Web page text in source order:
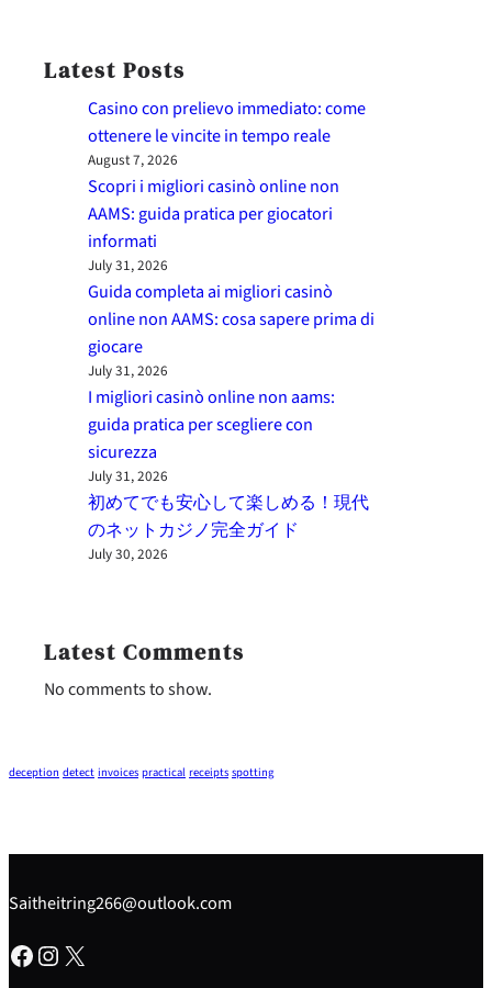
Latest Posts
Casino con prelievo immediato: come
ottenere le vincite in tempo reale
August 7, 2026
Scopri i migliori casinò online non
AAMS: guida pratica per giocatori
informati
July 31, 2026
Guida completa ai migliori casinò
online non AAMS: cosa sapere prima di
giocare
July 31, 2026
I migliori casinò online non aams:
guida pratica per scegliere con
sicurezza
July 31, 2026
初めてでも安心して楽しめる！現代
のネットカジノ完全ガイド
July 30, 2026
Latest Comments
No comments to show.
deception detect invoices practical receipts spotting
Saitheitring266@outlook.com
Facebook Instagram X